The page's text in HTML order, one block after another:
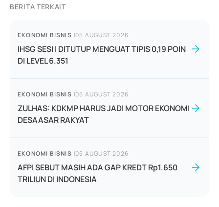
BERITA TERKAIT
EKONOMI BISNIS |05 AUGUST 2026
IHSG SESI I DITUTUP MENGUAT TIPIS 0,19 POIN
DI LEVEL 6.351
EKONOMI BISNIS |05 AUGUST 2026
ZULHAS: KDKMP HARUS JADI MOTOR EKONOMI
DESAASAR RAKYAT
EKONOMI BISNIS |05 AUGUST 2026
AFPI SEBUT MASIH ADA GAP KREDT Rp1.650
TRILIUN DI INDONESIA